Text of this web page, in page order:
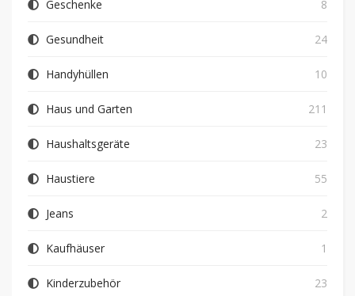
Geschenke 8
Gesundheit 24
Handyhüllen 10
Haus und Garten 211
Haushaltsgeräte 23
Haustiere 55
Jeans 2
Kaufhäuser 1
Kinderzubehör 23